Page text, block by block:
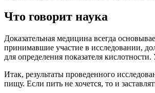
Что говорит наука
Доказательная медицина всегда
принимавшие участие в исследовании,
для определения показателя
Итак, результаты проведенного
пищу. Если пить не хочется, то и